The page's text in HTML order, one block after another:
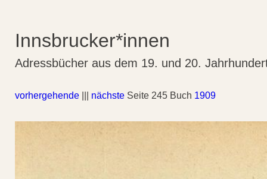
Innsbrucker*innen
Adressbücher aus dem 19. und 20.
vorhergehende nächste Seite 245 Buch 1909